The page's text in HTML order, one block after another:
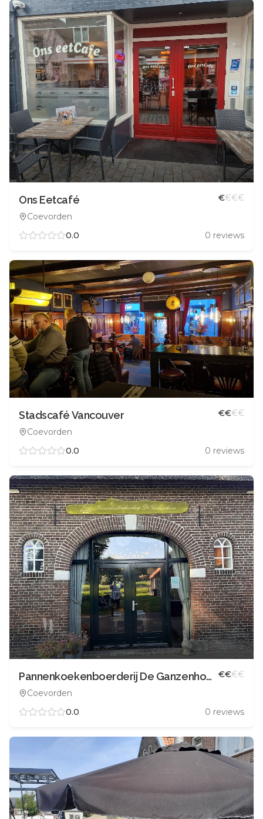
Ons Eetcafé
Coevorden
€€€€
0.0 0 reviews
Stadscafé Vancouver
Coevorden
€€€€
0.0 0 reviews
Pannenkoekenboerderij De Ganzenhoeve
Coevorden
€€€€
0.0 0 reviews